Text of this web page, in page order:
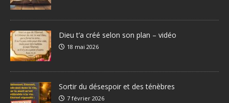
Dieu t’a créé selon son plan – vidéo
18 mai 2026
Sortir du désespoir et des ténèbres
7 février 2026